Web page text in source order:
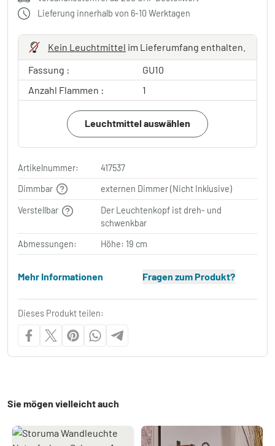
Lieferung innerhalb von 6-10 Werktagen
Kein Leuchtmittel im Lieferumfang enthalten.
Fassung :
GU10
Anzahl Flammen :
1
Leuchtmittel auswählen
Artikelnummer:
417537
Dimmbar
externen Dimmer (Nicht Inklusive)
Verstellbar
Der Leuchtenkopf ist dreh- und
schwenkbar
Abmessungen:
Höhe: 19 cm
Mehr Informationen Fragen zum Produkt?
Dieses Produkt teilen:
Sie mögen vielleicht auch